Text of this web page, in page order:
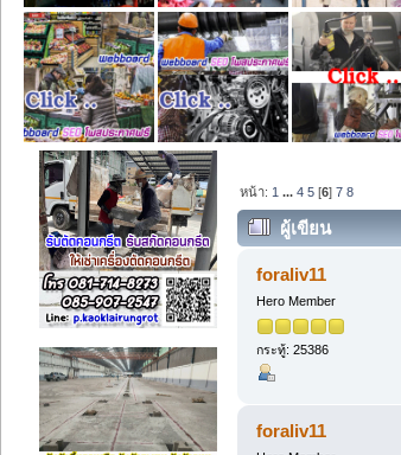
หน้า: 1 ...4 5 [6]7 8
ผู้เขียน
foraliv11
Hero Member
กระทู้: 25386
foraliv11